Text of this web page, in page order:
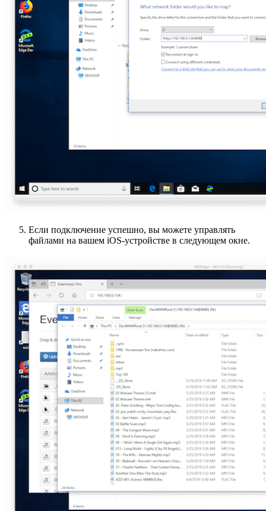
Если подключение успешно, вы можете управлять
файлами на вашем iOS-устройстве в следующем окне.